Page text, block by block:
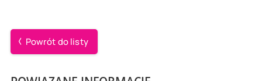
Powrót do listy